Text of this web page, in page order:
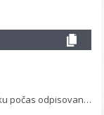
výpočet zrýchlených odpisov